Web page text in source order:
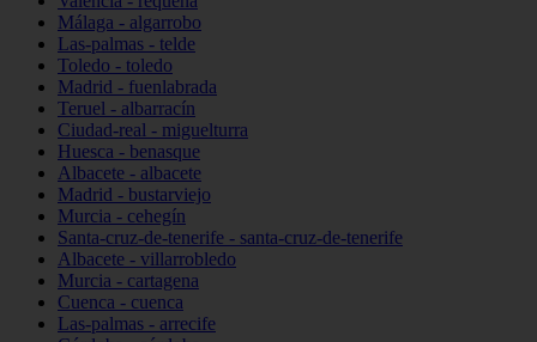
Málaga - algarrobo
Las-palmas - telde
Toledo - toledo
Madrid - fuenlabrada
Teruel - albarracín
Ciudad-real - miguelturra
Huesca - benasque
Albacete - albacete
Madrid - bustarviejo
Murcia - cehegín
Santa-cruz-de-tenerife - santa-cruz-de-tenerife
Albacete - villarrobledo
Murcia - cartagena
Cuenca - cuenca
Las-palmas - arrecife